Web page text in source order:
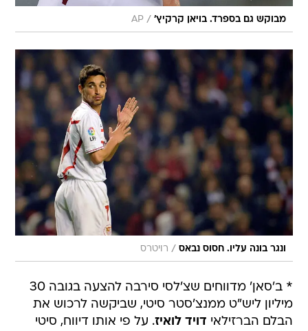
מבוקש גם בספרד. בויאן קרקיץ' /
AP
ונגר בונה עליו. חסוס נבאס / רויטרס
* ב'סאן' מדווחים שצ'לסי סירבה להצעה בגובה 30
מיליון ליש"ט ממנצ'סטר סיטי, שביקשה לרכוש את
הבלם הברזילאי דויד לואיז. על פי אותו דיווח, סיטי